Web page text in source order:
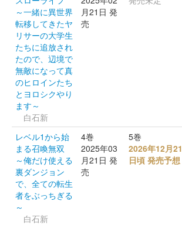
～一緒に異世界
転移してきたヤ
リサーの大学生
たちに追放され
たので、辺境で
無敵になって真
のヒロインたち
とヨロシクやり
ます～
白石新
月21日 発
売
レベル1から始
まる召喚無双
～俺だけ使える
裏ダンジョン
で、全ての転生
者をぶっちぎる
～
白石新
4巻
2025年03
月21日 発
売
5巻
2026年12月21
日頃 発売予想